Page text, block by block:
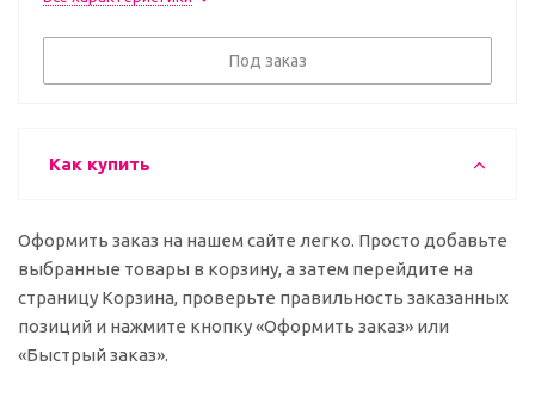
Под заказ
Как купить
Оформить заказ на нашем сайте легко. Просто добавьте
выбранные товары в корзину, а затем перейдите на
страницу Корзина, проверьте правильность заказанных
позиций и нажмите кнопку «Оформить заказ» или
«Быстрый заказ».